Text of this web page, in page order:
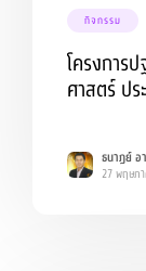
กิจกรรม
โครงการ
ศาสตร์ ป
ธนาฏย์ อ
27 พฤษภ